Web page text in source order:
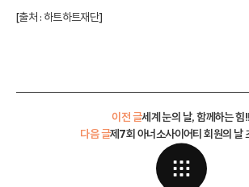
[출처 :하트하트재단]
이전 글세계 눈의 날, 함께하는 힘!!
제7회 아너소사이어티 회원의 날
다음 글